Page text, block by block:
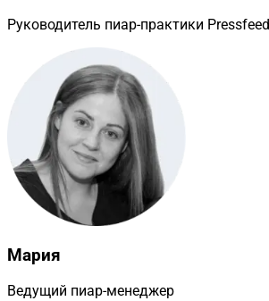
Руководитель пиар-практики Pressfeed
Мария
Ведущий пиар-менеджер